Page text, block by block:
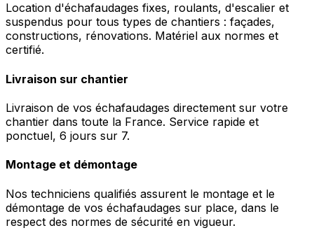
Location d'échafaudages fixes, roulants, d'escalier et
suspendus pour tous types de chantiers : façades,
constructions, rénovations. Matériel aux normes et
certifié.
Livraison sur chantier
Livraison de vos échafaudages directement sur votre
chantier dans toute la France. Service rapide et
ponctuel, 6 jours sur 7.
Montage et démontage
Nos techniciens qualifiés assurent le montage et le
démontage de vos échafaudages sur place, dans le
respect des normes de sécurité en vigueur.